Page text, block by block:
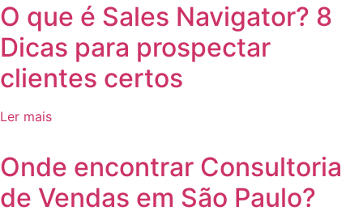
O que é Sales Navigator? 8
Dicas para prospectar
clientes certos
Ler mais
Onde encontrar Consultoria
de Vendas em São Paulo?